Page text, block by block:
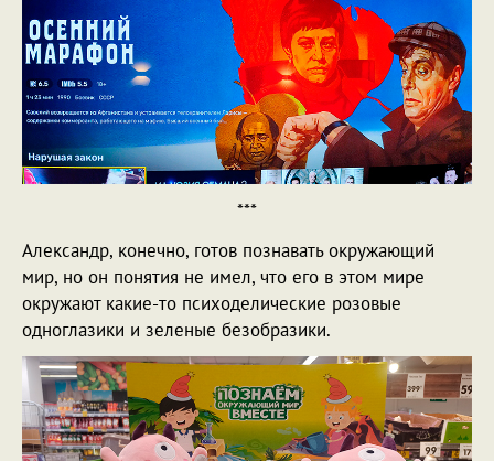
***
Александр, конечно, готов познавать окружающий
мир, но он понятия не имел, что его в этом мире
окружают какие-то психоделические розовые
одноглазики и зеленые безобразики.